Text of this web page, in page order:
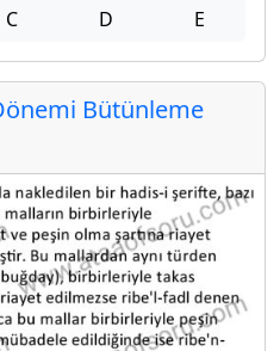
C D E
Bütünleme